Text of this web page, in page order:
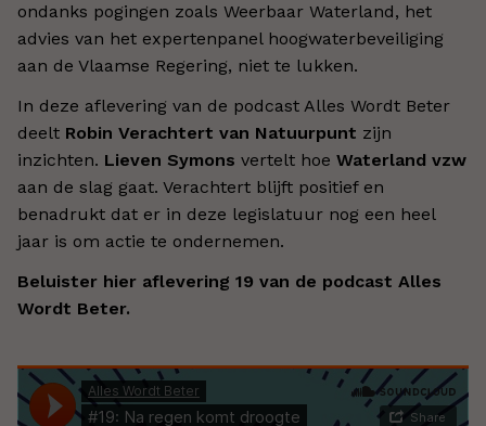
ondanks pogingen zoals Weerbaar Waterland, het
advies van het expertenpanel hoogwaterbeveiliging
aan de Vlaamse Regering, niet te lukken.
In deze aflevering van de podcast Alles Wordt Beter
deelt Robin Verachtert van Natuurpunt zijn
inzichten. Lieven Symons vertelt hoe Waterland vzw
aan de slag gaat. Verachtert blijft positief en
benadrukt dat er in deze legislatuur nog een heel
jaar is om actie te ondernemen.
Beluister hier aflevering 19 van de podcast Alles
Wordt Beter.